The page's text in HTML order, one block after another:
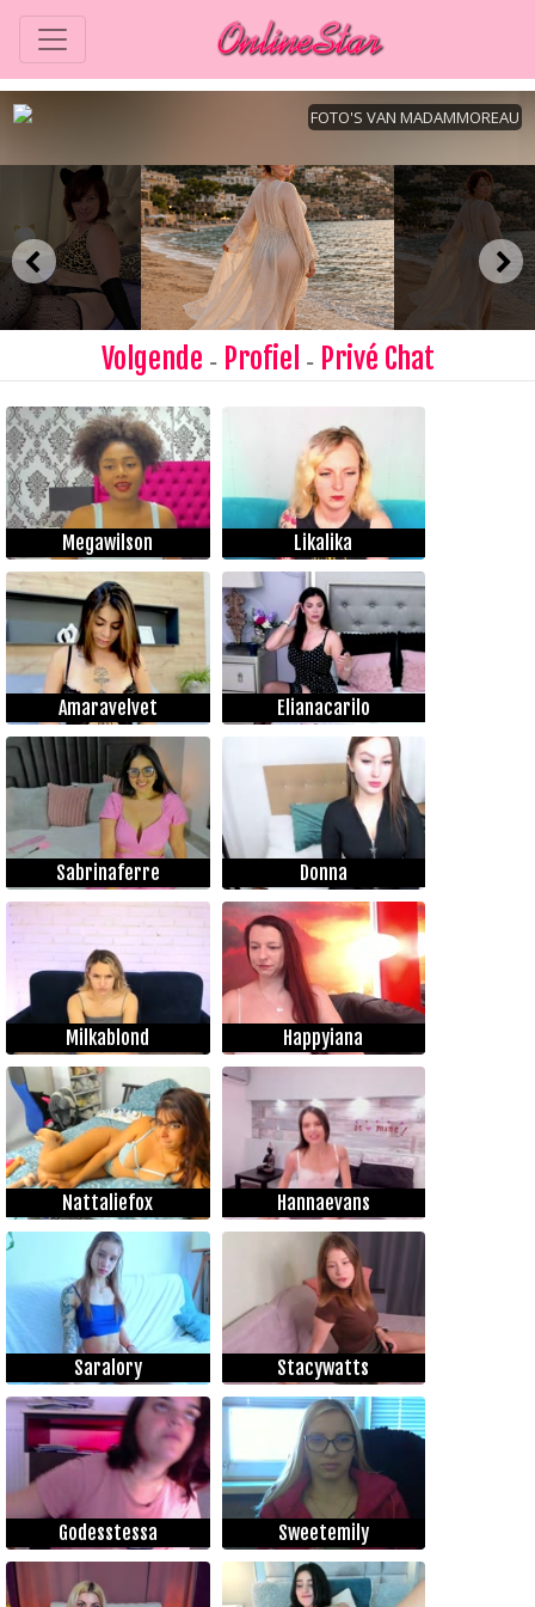
Volgende - Profiel - Privé Chat
Megawilson Likalika
Amaravelvet Elianacarilo
Sabrinaferre Donna
Milkablond Happyiana
Nattaliefox Hannaevans
Saralory Stacywatts
Godesstessa Sweetemily